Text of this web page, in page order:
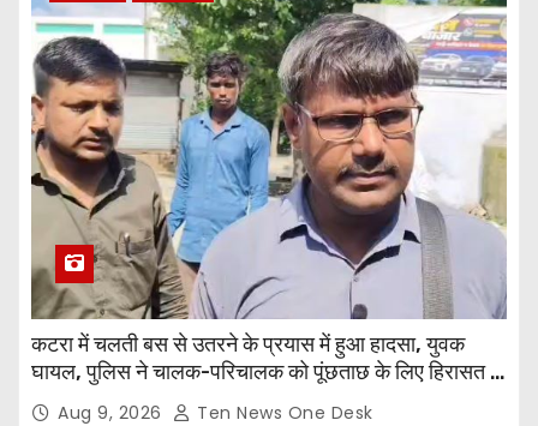
कटरा में चलती बस से उतरने के प्रयास में हुआ हादसा, युवक
घायल, पुलिस ने चालक-परिचालक को पूंछताछ के लिए हिरासत में
लियाAug 9, 2026 Ten News One Desk